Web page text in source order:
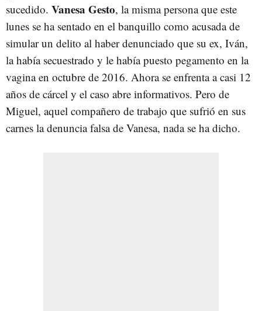
sucedido. Vanesa Gesto, la misma persona que este
lunes se ha sentado en el banquillo como acusada de
simular un delito al haber denunciado que su ex, Iván,
la había secuestrado y le había puesto pegamento en la
vagina en octubre de 2016. Ahora se enfrenta a casi 12
años de cárcel y el caso abre informativos. Pero de
Miguel, aquel compañero de trabajo que sufrió en sus
carnes la denuncia falsa de Vanesa, nada se ha dicho.